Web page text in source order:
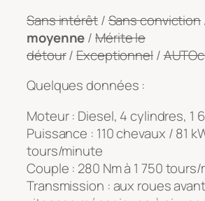
Sans intérêt/Sans conviction
moyenne/Mérite le
détour/Exceptionnel/
Quelques données :
Moteur : Diesel, 4 cylindres, 1
Puissance : 110 chevaux / 81
tours/minute
Couple : 280 Nm à 1 750
Transmission : aux roues